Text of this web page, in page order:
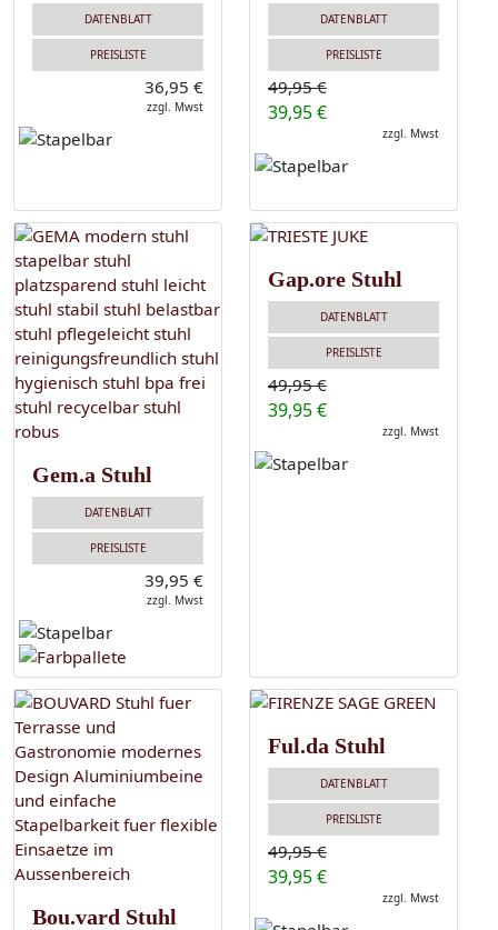
DATENBLATT
PREISLISTE
36,95 €
zzgl. Mwst
DATENBLATT
PREISLISTE
49,95 €
39,95 €
zzgl. Mwst
Gem.a Stuhl
DATENBLATT
PREISLISTE
39,95 €
zzgl. Mwst
Gap.ore Stuhl
DATENBLATT
PREISLISTE
49,95 €
39,95 €
zzgl. Mwst
Bou.vard Stuhl
Ful.da Stuhl
DATENBLATT
PREISLISTE
49,95 €
39,95 €
zzgl. Mwst